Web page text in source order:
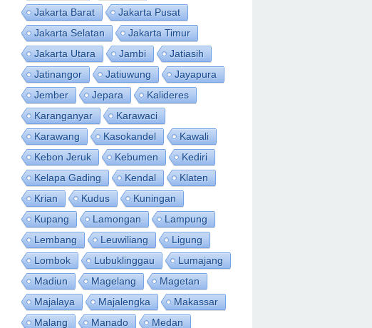
Jakarta Barat
Jakarta Pusat
Jakarta Selatan
Jakarta Timur
Jakarta Utara
Jambi
Jatiasih
Jatinangor
Jatiuwung
Jayapura
Jember
Jepara
Kalideres
Karanganyar
Karawaci
Karawang
Kasokandel
Kawali
Kebon Jeruk
Kebumen
Kediri
Kelapa Gading
Kendal
Klaten
Krian
Kudus
Kuningan
Kupang
Lamongan
Lampung
Lembang
Leuwiliang
Ligung
Lombok
Lubuklinggau
Lumajang
Madiun
Magelang
Magetan
Majalaya
Majalengka
Makassar
Malang
Manado
Medan